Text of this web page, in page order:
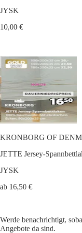
JYSK
10,00 €
KRONBORG OF
JETTE Jersey-
JYSK
ab 16,50 €
Werde benachrichtigt,
Angebote da sind.